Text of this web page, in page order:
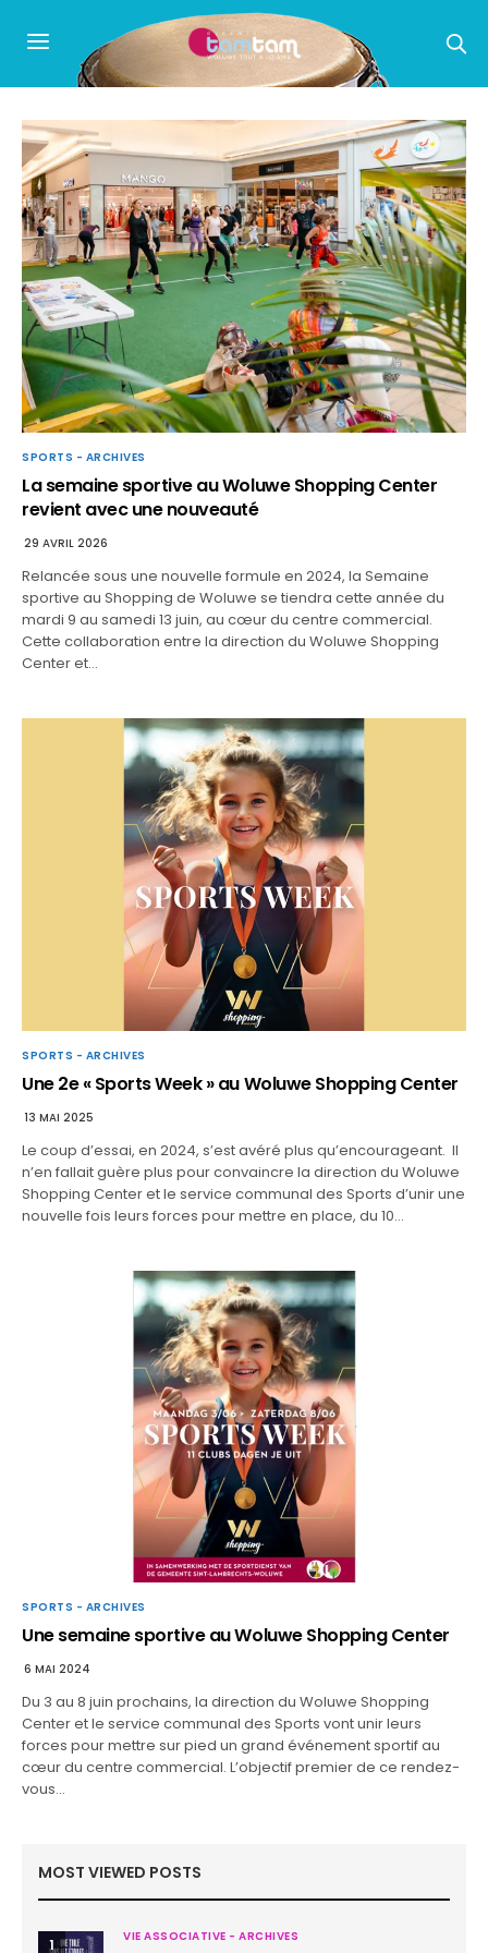
SPORTS - ARCHIVES
La semaine sportive au Woluwe Shopping Center
revient avec une nouveauté
29 AVRIL 2026
Relancée sous une nouvelle formule en 2024, la Semaine
sportive au Shopping de Woluwe se tiendra cette année du
mardi 9 au samedi 13 juin, au cœur du centre commercial.
Cette collaboration entre la direction du Woluwe Shopping
Center et…
SPORTS - ARCHIVES
Une 2e « Sports Week » au Woluwe Shopping Center
13 MAI 2025
Le coup d’essai, en 2024, s’est avéré plus qu’encourageant. Il
n’en fallait guère plus pour convaincre la direction du Woluwe
Shopping Center et le service communal des Sports d’unir une
nouvelle fois leurs forces pour mettre en place, du 10…
SPORTS - ARCHIVES
Une semaine sportive au Woluwe Shopping Center
6 MAI 2024
Du 3 au 8 juin prochains, la direction du Woluwe Shopping
Center et le service communal des Sports vont unir leurs
forces pour mettre sur pied un grand événement sportif au
cœur du centre commercial. L’objectif premier de ce rendez-
vous…
MOST VIEWED POSTS
1 VIE ASSOCIATIVE - ARCHIVES